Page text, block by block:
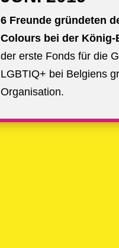
6 Freunde gründeten
Colours bei der
der erste Fonds für die
LGBTIQ+ bei Belgiens
Organisation.